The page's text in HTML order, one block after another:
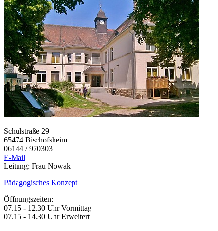
Schulstraße 29
65474 Bischofsheim
06144 / 970303
E-Mail
Leitung: Frau Nowak
Pädagogisches Konzept
Öffnungszeiten:
07.15 - 12.30 Uhr Vormittag
07.15 - 14.30 Uhr Erweitert